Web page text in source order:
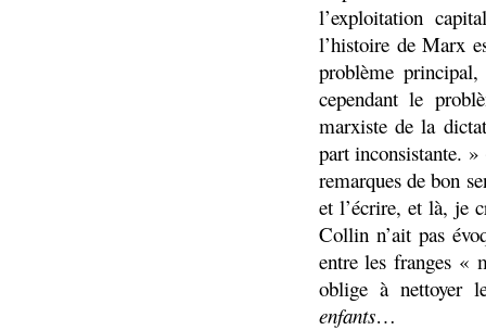
l’exploitation
l’histoire de Marx
problème
cependant le
marxiste de la
part inconsistante.
remarques de bon
et l’écrire, et là, je
Collin n’ait pas
entre les franges «
oblige à nettoyer
enfants…